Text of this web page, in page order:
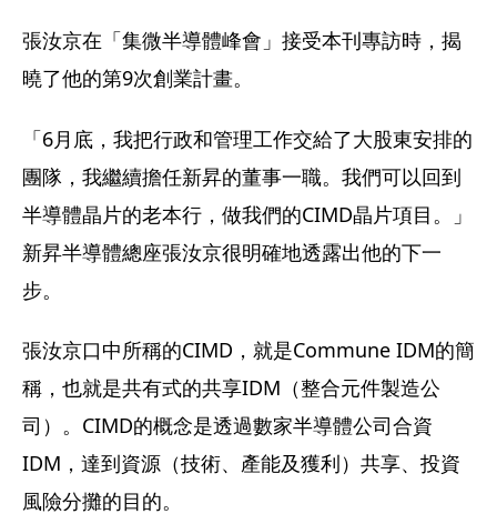
張汝京在「集微半導體峰會」接受本刊專訪時，揭
曉了他的第9次創業計畫。
「6月底，我把行政和管理工作交給了大股東安排的
團隊，我繼續擔任新昇的董事一職。我們可以回到
半導體晶片的老本行，做我們的CIMD晶片項目。」
新昇半導體總座張汝京很明確地透露出他的下一
步。
張汝京口中所稱的CIMD，就是Commune IDM的簡
稱，也就是共有式的共享IDM（整合元件製造公
司）。CIMD的概念是透過數家半導體公司合資
IDM，達到資源（技術、產能及獲利）共享、投資
風險分攤的目的。